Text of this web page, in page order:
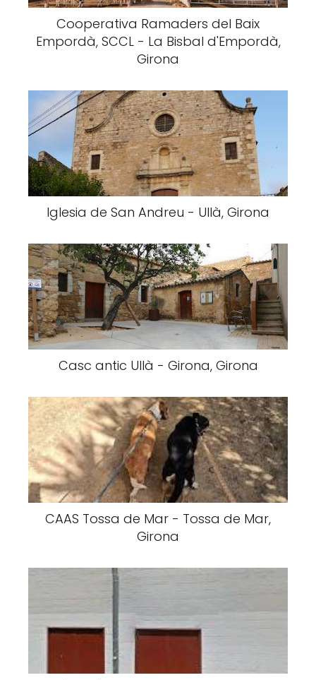
Cooperativa Ramaders del Baix
Empordà, SCCL - La Bisbal d'Empordà,
Girona
Iglesia de San Andreu - Ullà, Girona
Casc antic Ullà - Girona, Girona
CAAS Tossa de Mar - Tossa de Mar,
Girona